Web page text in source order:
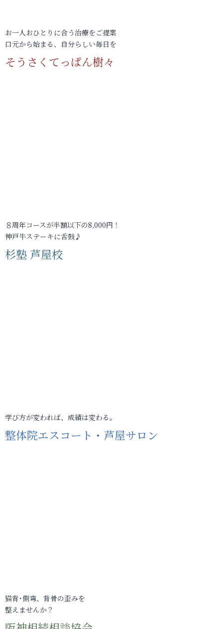
お一人おひとりに合う治療をご提案
口元から始まる、自分らしい毎日を
そうさくてっぱん樹々
８周年コースが半額以下の8,000円！
神戸牛ステーキに舌鼓♪
杉塾 芦屋校
学び方が変われば、成績は変わる。
整体院エスコート・芦屋サロン
猫背･側弯、背骨の歪みを
整えませんか？